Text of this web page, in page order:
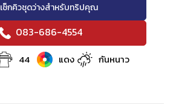
เช็กคิวชุดว่างสำหรับทริปคุณ
083-686-4554
44 แดง กันหนาว